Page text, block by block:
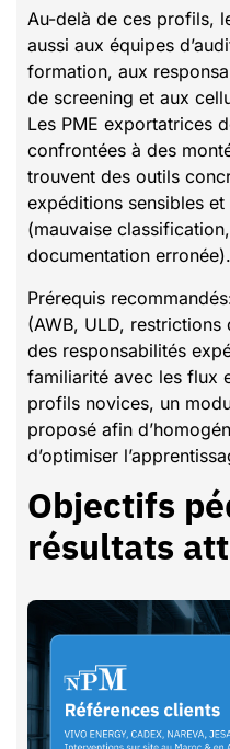
Au-delà de ces profils,
aussi aux équipes
formation, aux
de screening et aux
Les PME exportatrices
confrontées à des
trouvent des outils
expéditions sensibles
(mauvaise
documentation erronée).
Prérequis
(AWB, ULD,
des responsabilités
familiarité avec les flux
profils novices, un
proposé afin
d’optimiser
Objectifs
résultats